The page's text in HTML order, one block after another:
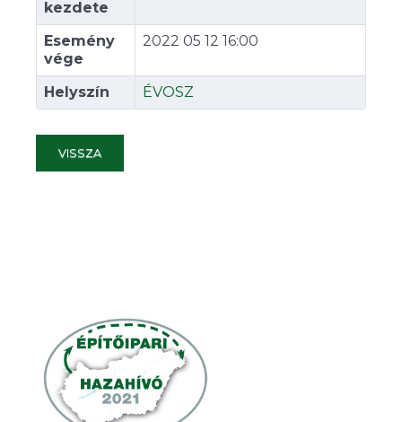
kezdete
Esemény
vége
2022 05 12 16:00
Helyszín ÉVOSZ
VISSZA